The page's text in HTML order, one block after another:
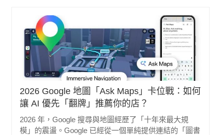
2026 Google 地圖「Ask Maps」卡位戰：如何
讓 AI 優先「翻牌」推薦你的店？
2026 年，Google 搜尋與地圖經歷了「十年來最大規
模」的震盪。Google 已經從一個單純提供連結的「圖書